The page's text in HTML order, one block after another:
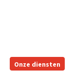
Onze diensten